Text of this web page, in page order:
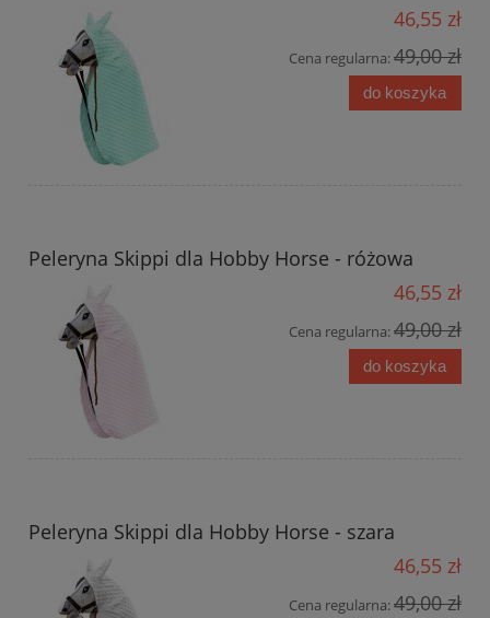
46,55 zł
Cena regularna:49,00 zł
do koszyka
Peleryna Skippi dla Hobby Horse - różowa
46,55 zł
Cena regularna:49,00 zł
do koszyka
Peleryna Skippi dla Hobby Horse - szara
46,55 zł
Cena regularna:49,00 zł